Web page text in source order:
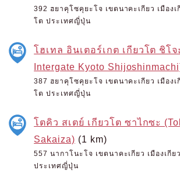
392 ฮยาคุโซคุยะโจ เขตนาคะเกียว เมืองเ
โต ประเทศญี่ปุ่น
โฮเทล อินเตอร์เกต เกียวโต ชิโ
Intergate Kyoto
387 ฮยาคุโซคุยะโจ เขตนาคะเกียว เมืองเ
โต ประเทศญี่ปุ่น
โตคิว สเตย์ เกียวโต ซาไกซะ
Sakaiza) (1 km)
557 นากาโนะโจ เขตนาคะเกียว เมืองเกีย
ประเทศญี่ปุ่น